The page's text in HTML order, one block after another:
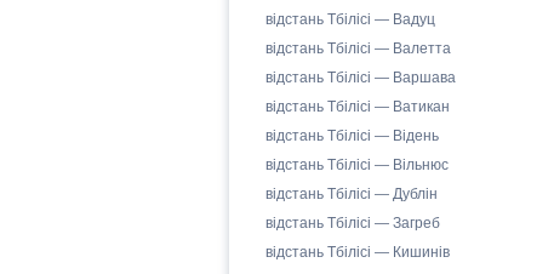
відстань Тбілісі — Вадуц
відстань Тбілісі — Валетта
відстань Тбілісі — Варшава
відстань Тбілісі — Ватикан
відстань Тбілісі — Відень
відстань Тбілісі — Вільнюс
відстань Тбілісі — Дублін
відстань Тбілісі — Загреб
відстань Тбілісі — Кишинів